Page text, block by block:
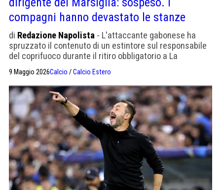
compagni hanno devastato le stanze
di Redazione Napolista - L'attaccante gabonese ha
spruzzato il contenuto di un estintore sul responsabile
del coprifuoco durante il ritiro obbligatorio a La
Havre. Non è la prima volta che Aubameyang si mette
nei guai per questioni disciplinari.
9 Maggio 2026Calcio /Calcio Estero